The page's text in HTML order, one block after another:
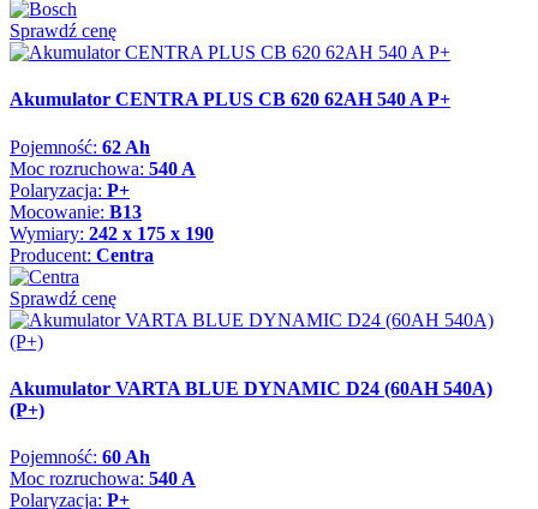
Sprawdź cenę
Akumulator CENTRA PLUS CB 620 62AH 540 A P+
Pojemność: 62 Ah
Moc rozruchowa: 540 A
Polaryzacja: P+
Mocowanie: B13
Wymiary: 242 x 175 x 190
Producent: Centra
Sprawdź cenę
Akumulator VARTA BLUE DYNAMIC D24 (60AH 540A)
(P+)
Pojemność: 60 Ah
Moc rozruchowa: 540 A
Polaryzacja: P+